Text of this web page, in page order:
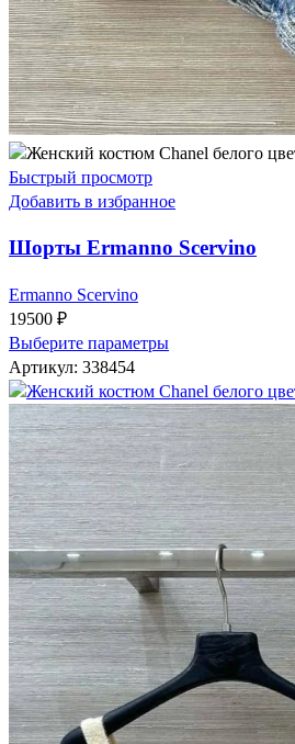
Быстрый просмотр
Добавить в избранное
Шорты Ermanno Scervino
Ermanno Scervino
19500 ₽
Выберите параметры
Артикул: 338454